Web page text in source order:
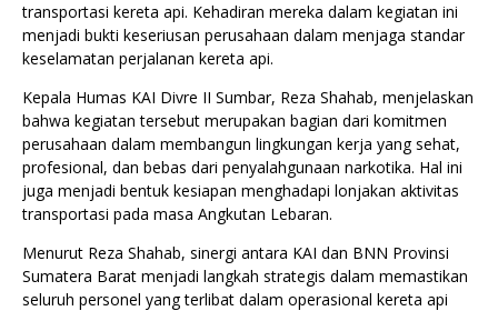
transportasi kereta api. Kehadiran mereka dalam kegiatan ini
menjadi bukti keseriusan perusahaan dalam menjaga standar
keselamatan perjalanan kereta api.
Kepala Humas KAI Divre II Sumbar, Reza Shahab, menjelaskan
bahwa kegiatan tersebut merupakan bagian dari komitmen
perusahaan dalam membangun lingkungan kerja yang sehat,
profesional, dan bebas dari penyalahgunaan narkotika. Hal ini
juga menjadi bentuk kesiapan menghadapi lonjakan aktivitas
transportasi pada masa Angkutan Lebaran.
Menurut Reza Shahab, sinergi antara KAI dan BNN Provinsi
Sumatera Barat menjadi langkah strategis dalam memastikan
seluruh personel yang terlibat dalam operasional kereta api